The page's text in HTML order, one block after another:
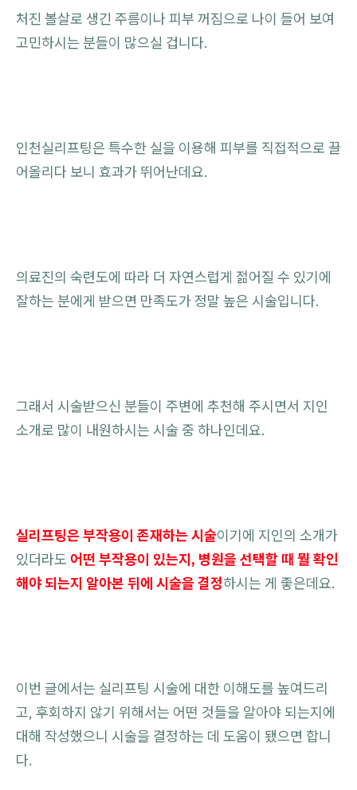
처진 볼살로 생긴 주름이나 피부 꺼짐으로 나이 들어 보여
고민하시는 분들이 많으실 겁니다.
인천실리프팅은 특수한 실을 이용해 피부를 직접적으로 끌
어올리다 보니 효과가 뛰어난데요.
의료진의 숙련도에 따라 더 자연스럽게 젊어질 수 있기에
잘하는 분에게 받으면 만족도가 정말 높은 시술입니다.
그래서 시술받으신 분들이 주변에 추천해 주시면서 지인
소개로 많이 내원하시는 시술 중 하나인데요.
실리프팅은 부작용이 존재하는 시술이기에 지인의 소개가
있더라도 어떤 부작용이 있는지, 병원을 선택할 때 뭘 확인
해야 되는지 알아본 뒤에 시술을 결정하시는 게 좋은데요.
이번 글에서는 실리프팅 시술에 대한 이해도를 높여드리
고, 후회하지 않기 위해서는 어떤 것들을 알아야 되는지에
대해 작성했으니 시술을 결정하는 데 도움이 됐으면 합니
다.